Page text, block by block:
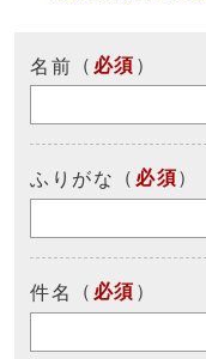
名前 （ 必須 ）
ふりがな （ 必須）
件名 （ 必須 ）